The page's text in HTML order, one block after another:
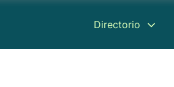
Directorio